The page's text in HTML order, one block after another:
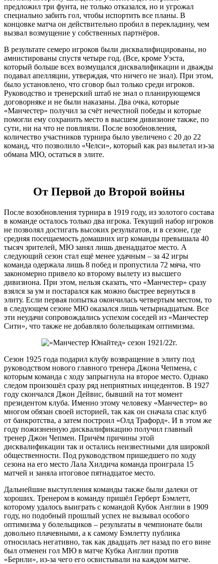
предложил три фунта, не только отказался, но и угрожал
специально забить гол, чтобы испортить все планы. В
концовке матча он действительно пробил в перекладину, чем
вызвал возмущение у собственных партнёров.
В результате семеро игроков были дисквалифицированы, но
амнистированы спустя четыре год. (Все, кроме Уэста,
который больше всех возмущался дисквалификации и дважды
подавал апелляции, утверждая, что ничего не знал). При этом,
было установлено, что сговор был только среди игроков.
Руководство и тренерский штаб не знал о планирующемся
договорняке и не были наказаны. Два очка, которые
«Манчестер» получил за счёт нечестной победы и которые
помогли ему сохранить место в высшем дивизионе также, по
сути, ни на что не повлияли. После возобновления,
количество участников турнира было увеличено с 20 до 22
команд, что позволило «Челси», который как раз вылетал из-за
обмана МЮ, остаться в элите.
От Первой до Второй войны
После возобновления турнира в 1919 году, из золотого состава
в команде осталось только два игрока. Текущий набор игроков
не позволял достигать высоких результатов, и в сезоне, где
средняя посещаемость домашних игр команды превышала 40
тысяч зрителей, МЮ занял лишь двенадцатое место. А
следующий сезон стал ещё менее удачным – за 42 игры
команда одержала лишь 8 побед и пропустила 72 мяча, что
закономерно привело ко второму вылету из высшего
дивизиона. При этом, нельзя сказать, что «Манчестер» сразу
взялся за ум и постарался как можно быстрее вернуться в
элиту. Если первая попытка окончилась четвертым местом, то
в следующем сезоне МЮ оказался лишь четырнадцатым. Все
эти неудачи сопровождались успехом соседей из «Манчестер
Сити», что также не добавляло болельщикам оптимизма.
Сезон 1925 года подарил клубу возвращение в элиту под
руководством нового главного тренера Джона Чепмена, с
которым команда с ходу запрыгнула на второе место. Однако
следом произошёл сразу ряд неприятных инцедентов. В 1927
году скончался Джон Дейвис, бывший на тот момент
президентом клуба. Именно этому человеку «Манчестер» во
многом обязан своей историей, так как он сначала спас клуб
от банкротства, а затем построил «Олд Трафорд». И в этом же
году пожизненную дисквалификацию получил главный
тренер Джон Чепмен. Причём причины этой
дисквалификации так и остались неизвестными для широкой
общественности. Под руководством пришедшего по ходу
сезона на его место Лала Хилдича команда проиграла 15
матчей и заняла итоговое пятнадцатое место.
Дальнейшие выступления команды также были далеки от
хороших. Тренером в команду пришёл Герберт Бэмлетт,
которому удалось выиграть с командой Кубок Англии в 1909
году, но подобный прошлый успех не вызывал особого
оптимизма у болельщиков – результаты в чемпионате были
довольно плачевными, а к самому Бэмлетту публика
относилась негативно, так как двадцать лет назад по его вине
был отменен гол МЮ в матче Кубка Англии против
«Бернли», из-за чего его освистывали на каждом матче.